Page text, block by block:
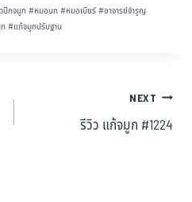
ปีกจมูก#หมอนก#หมอเบียร์ #อาจารย์จำรูญ
#แก้จมูกปรับฐาน
NEXT
รีวิว แก้จมูก #1224